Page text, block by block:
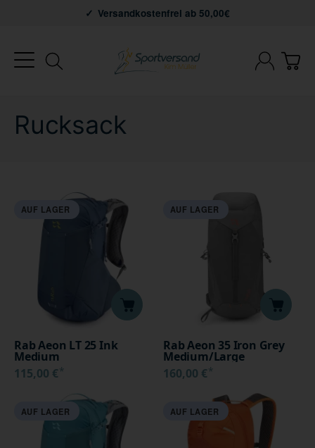
Versandkostenfrei ab 50,00€
Rucksack
AUF LAGER
Rab Aeon LT 25 Ink
Medium
115,00 €*
AUF LAGER
Rab Aeon 35 Iron Grey
Medium/Large
160,00 €*
AUF LAGER AUF LAGER